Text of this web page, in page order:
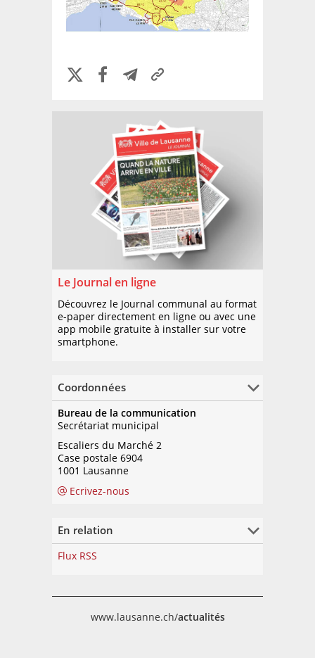
Le Journal en ligne
Découvrez le Journal communal au format
e-paper directement en ligne ou avec une
app mobile gratuite à installer sur votre
smartphone.
Coordonnées
Bureau de la communication
Secrétariat municipal
Escaliers du Marché 2
Case postale 6904
1001 Lausanne
Ecrivez-nous
En relation
Flux RSS
www.lausanne.ch/actualités